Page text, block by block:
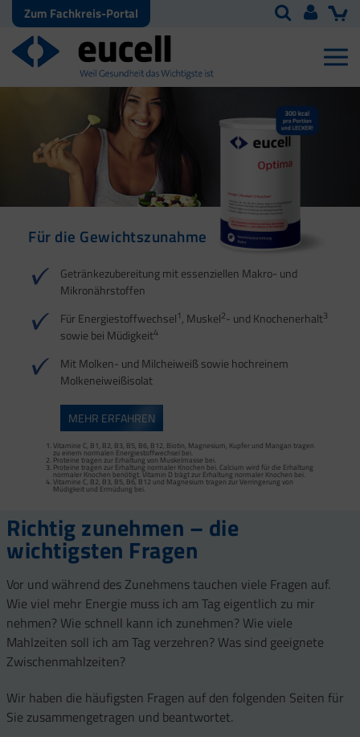
Zum Fachkreis-Portal
Für die Gewichtszunahme
Getränkezubereitung mit essenziellen Makro- und
Mikronährstoffen
Für Energiestoffwechsel1, Muskel2- und Knochenerhalt3
sowie bei Müdigkeit4
Mit Molken- und Milcheiweiß sowie hochreinem
Molkeneiweißisolat
MEHR ERFAHREN
Vitamine C, B1, B2, B3, B5, B6, B12, Biotin, Magnesium, Kupfer und Mangan tragen
zu einem normalen Energiestoffwechsel bei.
Proteine tragen zur Erhaltung von Muskelmasse bei.
Proteine tragen zur Erhaltung normaler Knochen bei. Calcium wird für die Erhaltung
normaler Knochen benötigt. Vitamin D trägt zur Erhaltung normaler Knochen bei.
Vitamine C, B2, B3, B5, B6, B12 und Magnesium tragen zur Verringerung von
Müdigkeit und Ermüdung bei.
Für den
Vitamine C, B1, B2, B3, B5, B6, B12, Biotin, Magnesium, Kupfer und Mangan tragen
Vitamine C, B2, B3, B5, B6, B12 und Magnesium tragen zur Verringerung von
Müdigkeit und Ermüdung bei.
Richtig zunehmen – die
wichtigsten Fragen
Vor und während des Zunehmens tauchen viele Fragen auf.
Wie viel mehr Energie muss ich am Tag eigentlich zu mir
nehmen? Wie schnell kann ich zunehmen? Wie viele
Mahlzeiten soll ich am Tag verzehren? Was sind geeignete
Zwischenmahlzeiten?
Wir haben die häufigsten Fragen auf den folgenden Seiten für
Sie zusammengetragen und beantwortet.